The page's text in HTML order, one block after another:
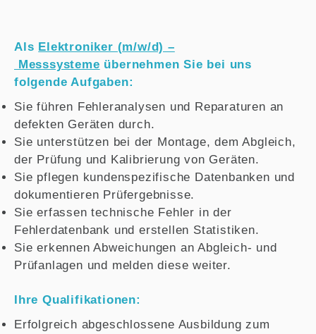
Als Elektroniker (m/w/d) –
Messsysteme übernehmen Sie bei uns
folgende Aufgaben:
Sie führen Fehleranalysen und Reparaturen an
defekten Geräten durch.
Sie unterstützen bei der Montage, dem Abgleich,
der Prüfung und Kalibrierung von Geräten.
Sie pflegen kundenspezifische Datenbanken und
dokumentieren Prüfergebnisse.
Sie erfassen technische Fehler in der
Fehlerdatenbank und erstellen Statistiken.
Sie erkennen Abweichungen an Abgleich- und
Prüfanlagen und melden diese weiter.
Ihre Qualifikationen:
Erfolgreich abgeschlossene Ausbildung zum